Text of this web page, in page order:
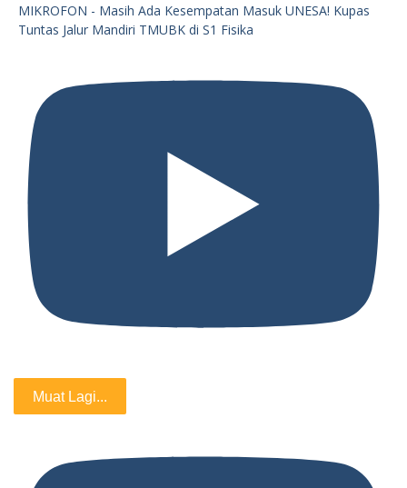
MIKROFON - Masih Ada Kesempatan Masuk UNESA! Kupas
Tuntas Jalur Mandiri TMUBK di S1 Fisika
Muat Lagi...